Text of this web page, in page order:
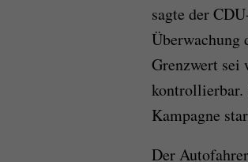
sagte der
Überwachung
Grenzwert sei
kontrollierbar.
Kampagne
Der